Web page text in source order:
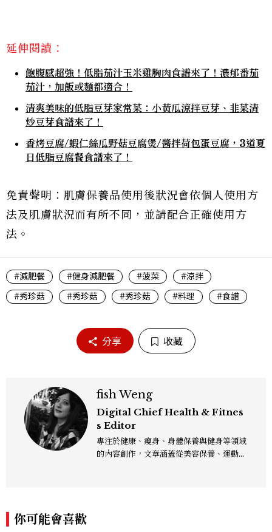
延伸閱讀：
飽腹感超強！低脂茄汁玉米雞胸肉食譜來了！濃郁番茄
茄汁，加飯或麵都適合！
清爽美味的低脂豆芽家常菜：小黃瓜涼拌豆芽、韭菜清
炒豆芽食譜來了！
香烤豆腐/蝦仁絲瓜野菇豆腐煲/醬拌荷包蛋豆腐，3道夏
日低脂豆腐餐食譜來了！
免責聲明：肌膚保養品使用後狀況會依個人使用方
法及肌膚狀況而有所不同，並請配合正確使用方
法。
#減肥餐 #健身減肥餐 #菠菜
#涼拌
#秀珍菇
#秀珍菇 #秀珍菇 #料理 #食譜
分享 收藏
fish Weng
Digital Chief Health & Fitnes
s Editor
專注於健康、瘦身、身體保養與健身等領域
的內容創作，文章涵蓋從美容保養、運動健
你可能會喜歡